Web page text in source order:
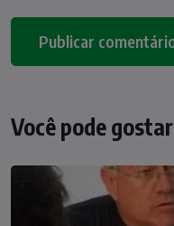
Você pode gostar